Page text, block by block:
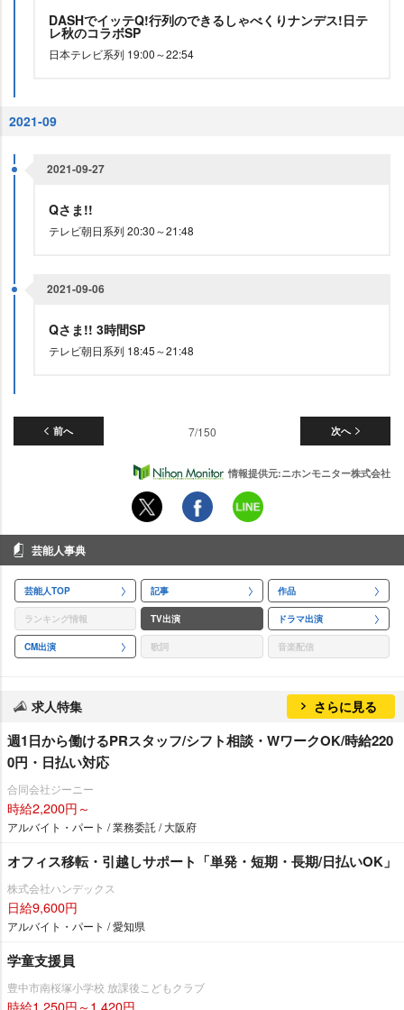
DASHでイッテQ!行列のできるしゃべくりナンデス!日テ
レ秋のコラボSP
日本テレビ系列 19:00～22:54
2021-09
2021-09-27
Qさま!!
テレビ朝日系列 20:30～21:48
2021-09-06
Qさま!! 3時間SP
テレビ朝日系列 18:45～21:48
前へ 次へ
7/150
情報提供元:ニホンモニター株式会社
芸能人事典
芸能人TOP 記事 作品
ランキング情報 TV出演 ドラマ出演
CM出演 歌詞 音楽配信
求人特集 さらに見る
週1日から働けるPRスタッフ/シフト相談・WワークOK/時給220
0円・日払い対応
合同会社ジーニー
時給2,200円～
アルバイト・パート / 業務委託 / 大阪府
オフィス移転・引越しサポート「単発・短期・長期/日払いOK」
株式会社ハンデックス
日給9,600円
アルバイト・パート / 愛知県
学童支援員
豊中市南桜塚小学校 放課後こどもクラブ
時給1,250円～1,420円